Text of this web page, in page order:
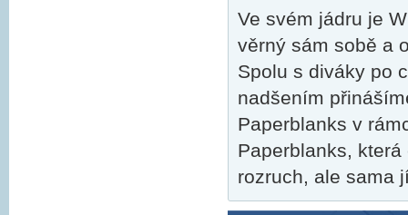
Ve svém jádru je
věrný sám sobě a
Spolu s diváky po
nadšením
Paperblanks v
Paperblanks,
rozruch, ale sama